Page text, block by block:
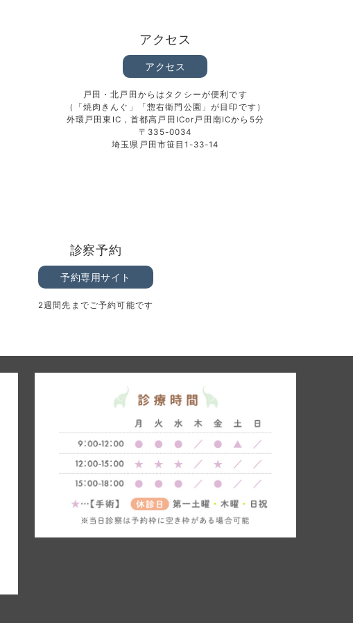
アクセス
アクセス
戸田・北戸田からはタクシーが便利です
（「焼肉きんぐ」「惣右衛門公園」が目印です）
外環戸田東IC，首都高戸田ICor戸田南ICから5分
〒335-0034
埼玉県戸田市笹目1-33-14
診察予約
予約専用サイト
2週間先までご予約可能です